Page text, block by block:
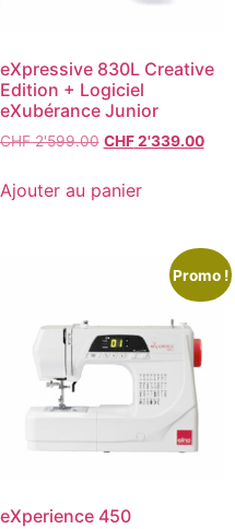
eXpressive 830L Creative
Edition + Logiciel
eXubérance Junior
CHF2'599.00 CHF2'339.00
Ajouter au panier
Promo !
eXperience 450